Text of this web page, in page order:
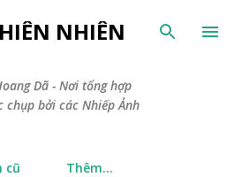
đến nội dung chính
NHIÊN
Dã - Nơi tổng hợp
bởi các Nhiếp Ảnh
cũ Thêm…